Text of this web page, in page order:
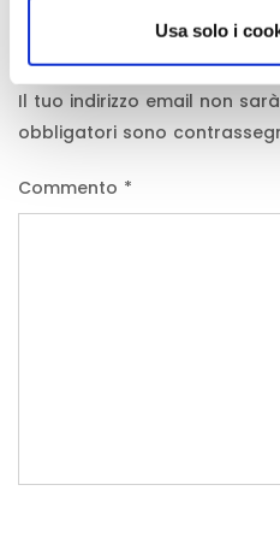
Usa solo i
Lascia un
Il tuo indirizzo email non
obbligatori sono
Commento *